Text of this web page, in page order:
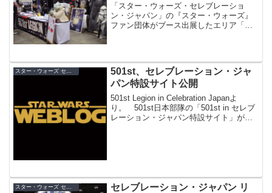
「スター・ウォーズ・セレブレーショ
ン・ジャパン」の『スター・ウォーズ』
ファン団体がブース出展したエリア「フ
501st、セレブレーション・ジャ
パン特設サイト公開
501st Legion in Celebration Japanよ
り。 501st日本部隊の「501st in セレブ
レーション・ジャパン特設サイト」が公
セレブレーション・ジャパン リ